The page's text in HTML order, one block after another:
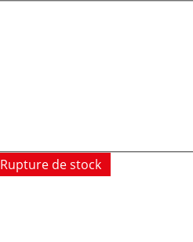
Rupture de stock